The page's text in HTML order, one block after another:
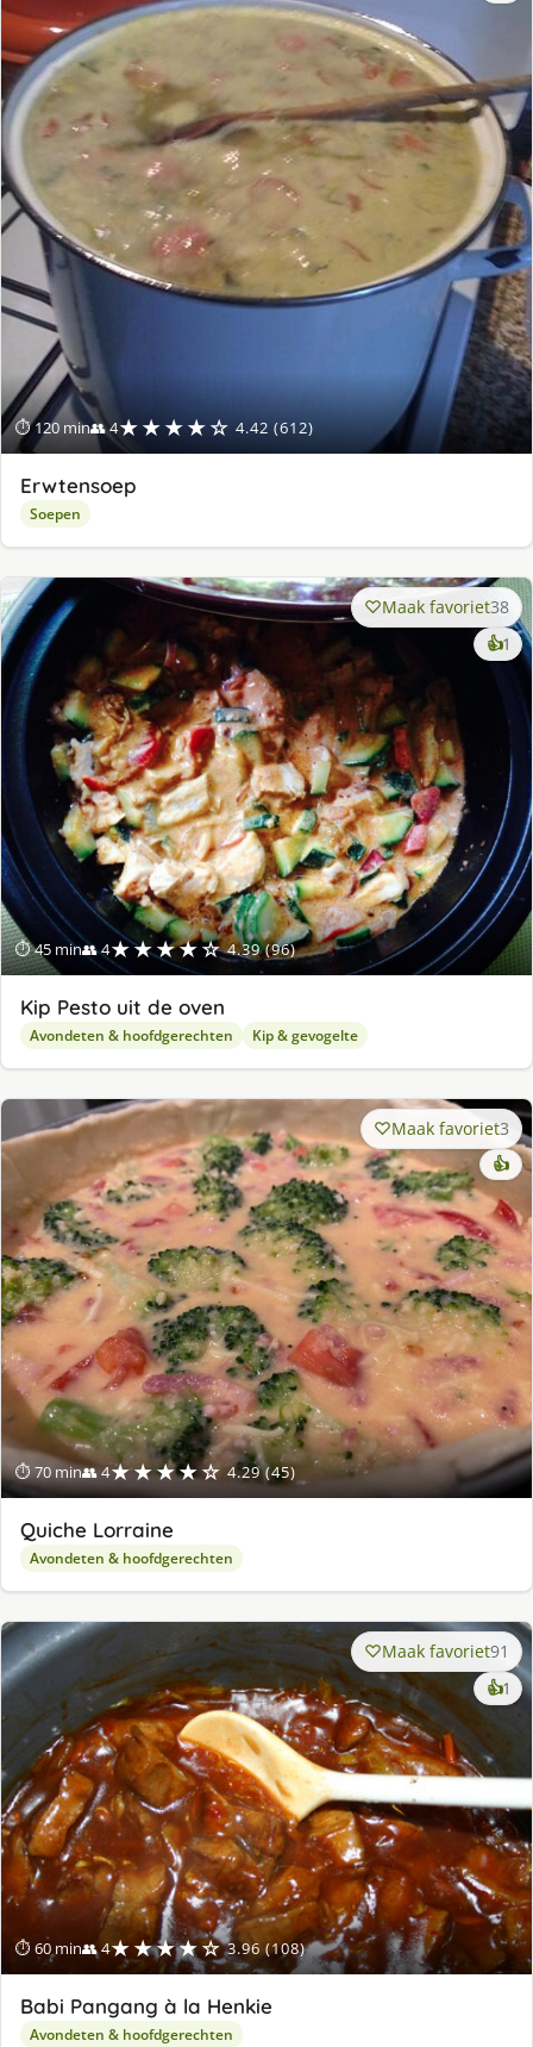
⏱ 120 min👥 4★★★★☆ 4.42 (612)
Erwtensoep
Soepen
⏱ 45 min👥 4★★★★☆ 4.39 (96)
Maak favoriet38
👍1
Kip Pesto uit de oven
Avondeten & hoofdgerechten Kip & gevogelte
⏱ 70 min👥 4★★★★☆ 4.29 (45)
Maak favoriet3
👍
Quiche Lorraine
Avondeten & hoofdgerechten
⏱ 60 min👥 4★★★★☆ 3.96 (108)
Maak favoriet91
👍1
Babi Pangang à la Henkie
Avondeten & hoofdgerechten